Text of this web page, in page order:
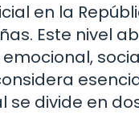
en la
Este nivel
se divide en